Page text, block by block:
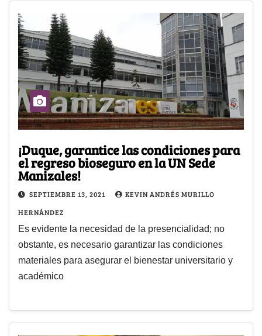
¡Duque, garantice las condiciones para
el regreso bioseguro en la UN Sede
Manizales!
SEPTIEMBRE 13, 2021
KEVIN ANDRÉS MURILLO
HERNÁNDEZ
Es evidente la necesidad de la presencialidad; no
obstante, es necesario garantizar las condiciones
materiales para asegurar el bienestar universitario y
académico